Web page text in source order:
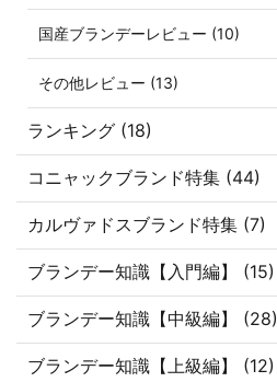
国産ブランデーレビュー (10)
その他レビュー (13)
ランキング (18)
コニャックブランド特集 (44)
カルヴァドスブランド特集 (7)
ブランデー知識【入門編】 (15)
ブランデー知識【中級編】 (28)
ブランデー知識【上級編】 (12)